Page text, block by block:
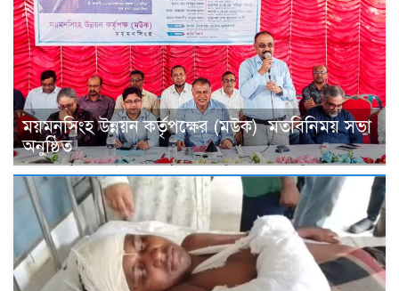
ময়মনসিংহ উন্নয়ন কর্তৃপক্ষের (মউক) মতবিনিময় সভা
অনুষ্ঠিত